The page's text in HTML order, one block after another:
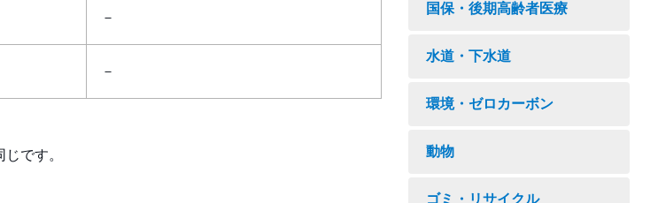
－
－
です。
国保・後期高齢者医療
水道・下水道
環境・ゼロカーボン
動物
ゴミ・リサイクル